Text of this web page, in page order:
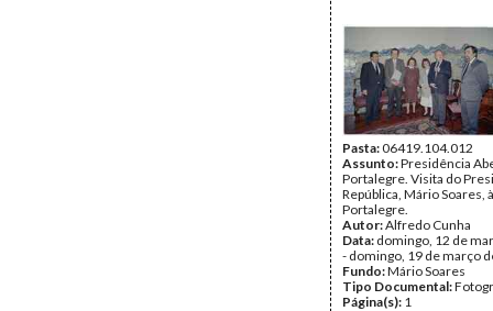
Pasta:06419.104.012
Assunto:Presidência
Portalegre. Visita do
República, Mário Soares,
Portalegre.
Autor:Alfredo Cunha
Data: domingo, 12 de
- domingo, 19 de março
Fundo:Mário Soares
Tipo Documental:
Página(s): 1